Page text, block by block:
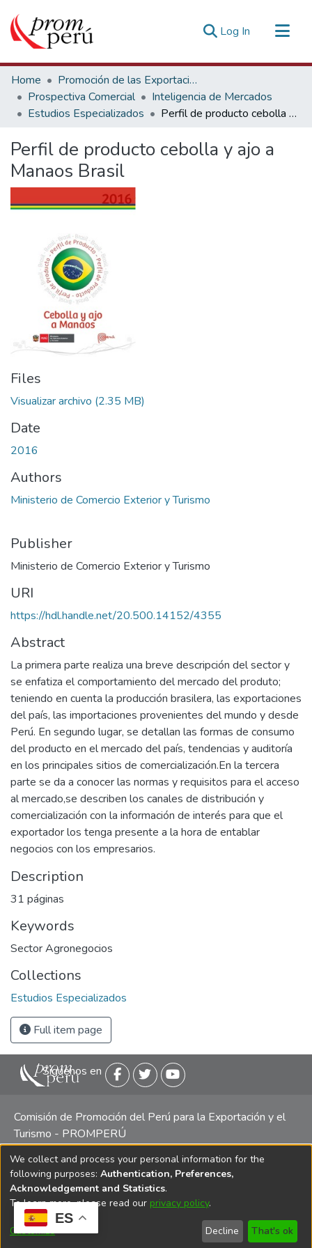
ES
Log In (current)
Communities & Collections
All of DSpace
Statistics
Home
Promoción de las Exportaciones
Prospectiva Comercial
Inteligencia de Mercados
Estudios Especializados
Perfil de producto cebolla y ajo a Manaos Brasil
Perfil de producto cebolla y ajo a
Manaos Brasil
Files
Visualizar archivo (2.35 MB)
Date
2016
Authors
Ministerio de Comercio Exterior y Turismo
Publisher
Ministerio de Comercio Exterior y Turismo
URI
https://hdl.handle.net/20.500.14152/4355
Abstract
La primera parte realiza una breve descripción del sector y
se enfatiza el comportamiento del mercado del produto;
teniendo en cuenta la producción brasilera, las exportaciones
del país, las importaciones provenientes del mundo y desde
Perú. En segundo lugar, se detallan las formas de consumo
del producto en el mercado del país, tendencias y auditoría
en los principales sitios de comercialización.En la tercera
parte se da a conocer las normas y requisitos para el acceso
al mercado,se describen los canales de distribución y
comercialización con la información de interés para que el
exportador los tenga presente a la hora de entablar
negocios con los empresarios.
Description
31 páginas
Keywords
Sector Agronegocios
Collections
Estudios Especializados
Full item page
Siguenos en
Comisión de Promoción del Perú para la Exportación y el
Turismo - PROMPERÚ
Central telefónica: (511) 616 7300 / 616 7400 Calle Uno
Oeste 50, Edificio Mincetur, Pisos 13 y 14, San Isidro -
Lima
Copyright 2025 PROMPERÚ
We collect and process your personal information for the
following purposes: Authentication, Preferences,
Acknowledgement and Statistics.
To learn more, please read our privacy policy.
Customize Decline That's ok